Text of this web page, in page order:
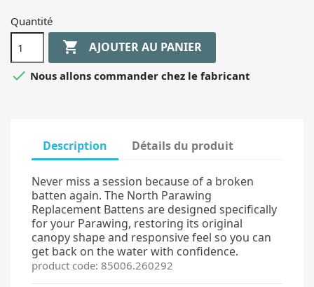
Quantité
 AJOUTER AU PANIER
 Nous allons commander chez le fabricant
Description Détails du produit
Never miss a session because of a broken
batten again. The North Parawing
Replacement Battens are designed specifically
for your Parawing, restoring its original
canopy shape and responsive feel so you can
get back on the water with confidence.
product code: 85006.260292